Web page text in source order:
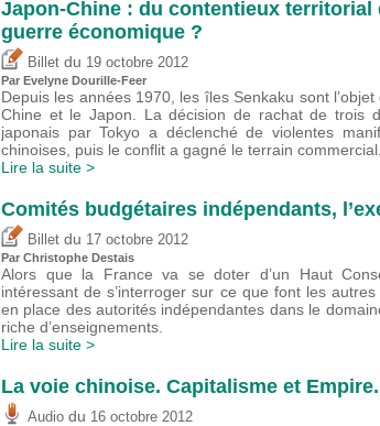
Japon-Chine : du contentieux territorial
guerre économique ?
Billet du 19 octobre 2012
Par Evelyne Dourille-Feer
Depuis les années 1970, les îles Senkaku sont
Chine et le Japon. La décision de rachat de trois
japonais par Tokyo a déclenché de violentes
chinoises, puis le conflit a gagné le terrain commercial.
Lire la suite >
Comités budgétaires indépendants,
Billet du 17 octobre 2012
Par Christophe Destais
Alors que la France va se doter d’un Haut
intéressant de s’interroger sur ce que font les
en place des autorités indépendantes dans le
riche d’enseignements.
Lire la suite >
La voie chinoise. Capitalisme et Empire.
Audio du 16 octobre 2012